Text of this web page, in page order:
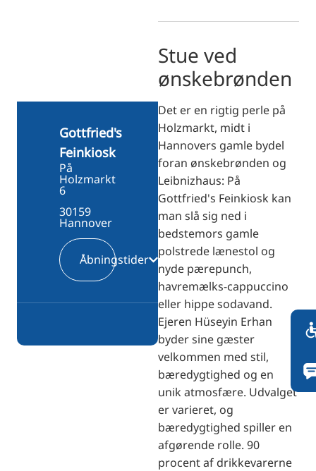
Stue ved
ønskebrønden
Det er en rigtig perle på
Holzmarkt, midt i
Hannovers gamle bydel
foran ønskebrønden og
Leibnizhaus: På
Gottfried's Feinkiosk kan
man slå sig ned i
bedstemors gamle
polstrede lænestol og
nyde pærepunch,
havremælks-cappuccino
eller hippe sodavand.
Ejeren Hüseyin Erhan
byder sine gæster
velkommen med stil,
bæredygtighed og en
unik atmosfære. Udvalget
er varieret, og
bæredygtighed spiller en
afgørende rolle. 90
procent af drikkevarerne
Gottfried's
Feinkiosk
På
Holzmarkt
6
30159
Hannover
Åbningstider